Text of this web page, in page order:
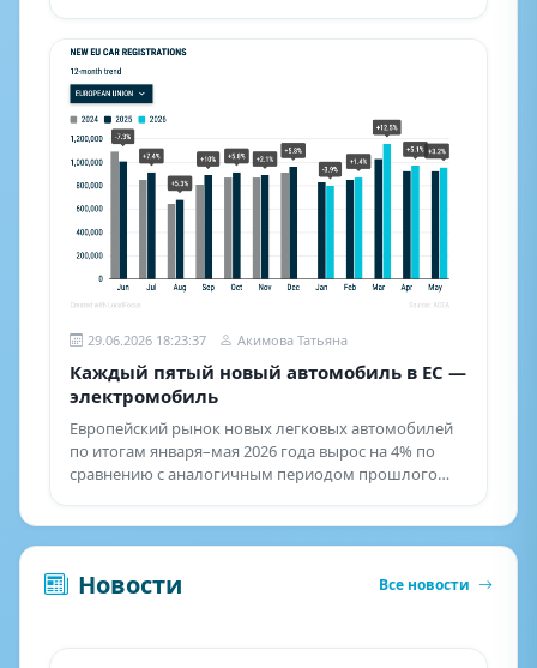
29.06.2026 18:23:37 Акимова Татьяна
Каждый пятый новый автомобиль в ЕС —
электромобиль
Европейский рынок новых легковых автомобилей
по итогам января–мая 2026 года вырос на 4% по
сравнению с аналогичным периодом прошлого
Новости Все новости